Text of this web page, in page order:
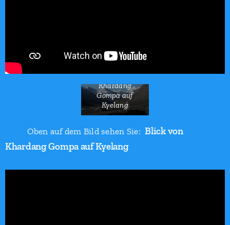
Blick von
Khardang
Gompa auf
Kyelang
Oben auf dem Bild sehen Sie:Blick von
Khardang Gompa auf Kyelang